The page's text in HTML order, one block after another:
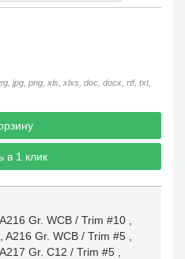
jpg, png, xls, xlxs, doc, docx, rtf, txt,
в 1 клик
A216 Gr. WCB / Trim #10
A216 Gr. WCB / Trim #5
A217 Gr. C12 / Trim #5